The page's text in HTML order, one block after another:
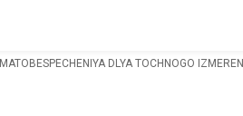
DLYA TOCHNOGO